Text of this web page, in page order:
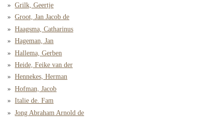
Grilk, Geertje
Groot, Jan Jacob de
Haagsma, Catharinus
Hageman, Jan
Hallema, Gerben
Heide, Feike van der
Hennekes, Herman
Hofman, Jacob
Italie de. Fam
Jong Abraham Arnold de